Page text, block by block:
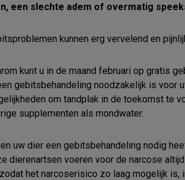
een slechte adem of overmatig
kunnen erg vervelend en
kunt u in de maand februari op gratis
gebitsbehandeling noodzakelijk is voor
om tandplak in de toekomst te
supplementen als mondwater.
uw dier een gebitsbehandeling nodig
dierenartsen voeren voor de narcose
het narcoserisico zo laag mogelijk